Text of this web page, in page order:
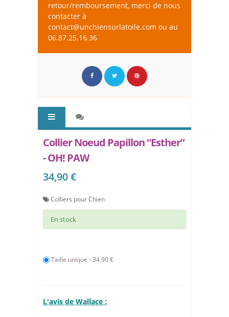
retour/remboursement, merci de nous
contacter à
contact@unchiensurlatoile.com ou au
06.87.25.16.36
Collier Noeud Papillon “Esther”
- OH! PAW
34,90 €
Colliers pour Chien
En stock
Taille unique - 34,90 €
L'avis de Wallace :